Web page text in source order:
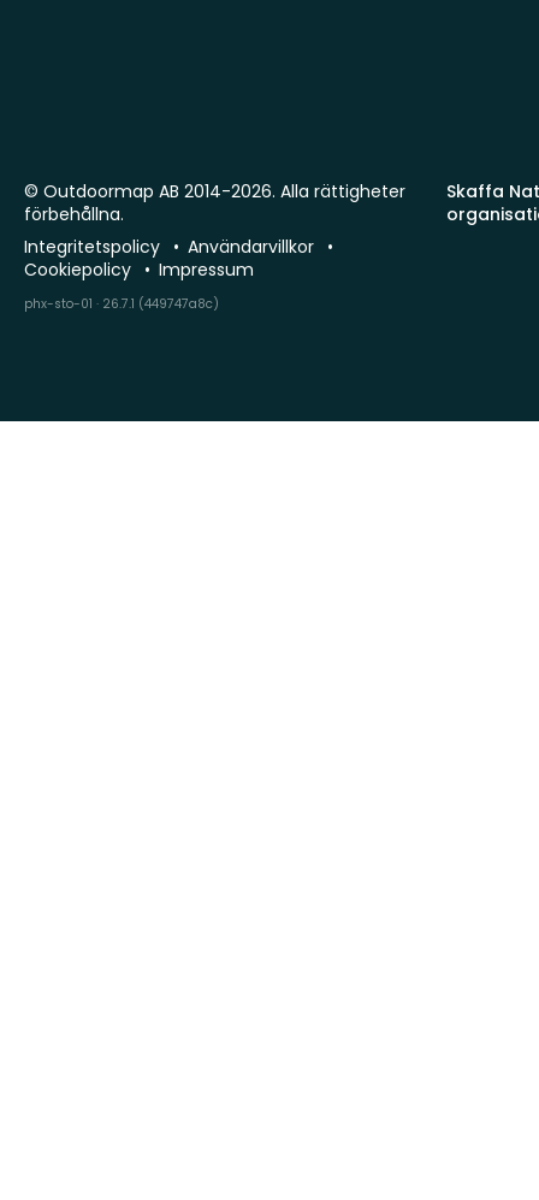
Skaffa
© Outdoormap AB 2014-2026. Alla rättigheter
förbehållna.
Integritetspolicy
Användarvillkor
Cookiepolicy
Impressum
phx-sto-01 · 26.7.1 (449747a8c)